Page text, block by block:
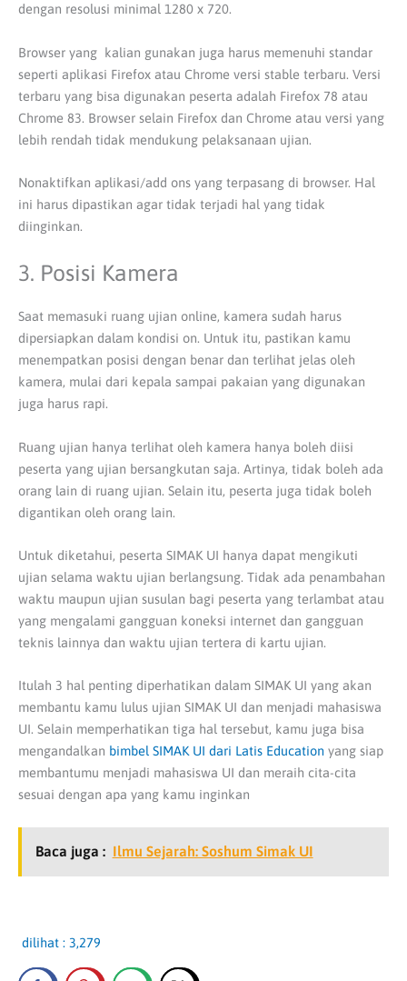
dengan resolusi minimal 1280 x 720.
Browser yang kalian gunakan juga harus memenuhi standar
seperti aplikasi Firefox atau Chrome versi stable terbaru. Versi
terbaru yang bisa digunakan peserta adalah Firefox 78 atau
Chrome 83. Browser selain Firefox dan Chrome atau versi yang
lebih rendah tidak mendukung pelaksanaan ujian.
Nonaktifkan aplikasi/add ons yang terpasang di browser. Hal
ini harus dipastikan agar tidak terjadi hal yang tidak
diinginkan.
3. Posisi Kamera
Saat memasuki ruang ujian online, kamera sudah harus
dipersiapkan dalam kondisi on. Untuk itu, pastikan kamu
menempatkan posisi dengan benar dan terlihat jelas oleh
kamera, mulai dari kepala sampai pakaian yang digunakan
juga harus rapi.
Ruang ujian hanya terlihat oleh kamera hanya boleh diisi
peserta yang ujian bersangkutan saja. Artinya, tidak boleh ada
orang lain di ruang ujian. Selain itu, peserta juga tidak boleh
digantikan oleh orang lain.
Untuk diketahui, peserta SIMAK UI hanya dapat mengikuti
ujian selama waktu ujian berlangsung. Tidak ada penambahan
waktu maupun ujian susulan bagi peserta yang terlambat atau
yang mengalami gangguan koneksi internet dan gangguan
teknis lainnya dan waktu ujian tertera di kartu ujian.
Itulah 3 hal penting diperhatikan dalam SIMAK UI yang akan
membantu kamu lulus ujian SIMAK UI dan menjadi mahasiswa
UI. Selain memperhatikan tiga hal tersebut, kamu juga bisa
mengandalkan bimbel SIMAK UI dari Latis Education yang siap
membantumu menjadi mahasiswa UI dan meraih cita-cita
sesuai dengan apa yang kamu inginkan
Baca juga : Ilmu Sejarah: Soshum Simak UI
dilihat : 3,279